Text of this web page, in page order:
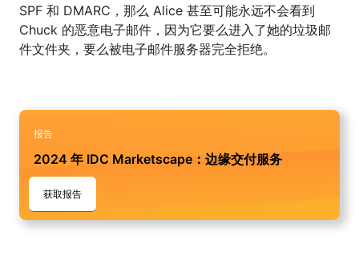
SPF 和 DMARC，那么 Alice 甚至可能永远不会看到
Chuck 的恶意电子邮件，因为它要么进入了她的垃圾邮
件文件夹，要么被电子邮件服务器完全拒绝。
报告
2024 年 IDC Marketscape：边缘交付服务
获取报告